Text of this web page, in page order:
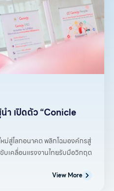
ำ เปิดตัว “Conicle
สู่โลกอนาคต พลิกโฉมองค์กรสู่
เคลื่อนแรงงานไทยรับมือวิกฤต
View More